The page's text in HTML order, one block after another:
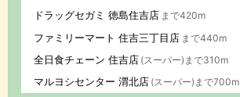
ドラッグセガミ 徳島住吉店 まで420m
ファミリーマート 住吉三丁目店 まで440m
全日食チェーン 住吉店 (スーパー)まで310m
マルヨシセンター 渭北店 (スーパー)まで700m